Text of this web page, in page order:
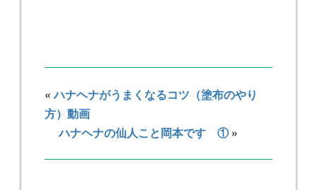
«ハナヘナがうまくなるコツ（塗布のやり
方）動画
ハナヘナの仙人こと岡本です ①»